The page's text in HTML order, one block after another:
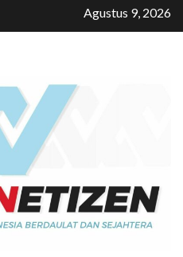
Agustus 9, 2026